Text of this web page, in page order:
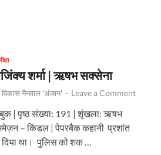
शर्मा | ऋषभ सक्सेना
विकास नैनवाल 'अंजान' - Leave a Comment
बुक | पृष्ठ संख्या: 191 | शृंखला: ऋषभ
– किंडल | पेपरबैक कहानी प्रशांत
था। पुलिस को शक …